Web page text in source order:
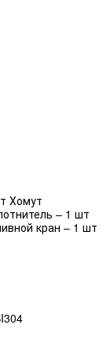
Хомут
– 1 шт
кран – 1 шт